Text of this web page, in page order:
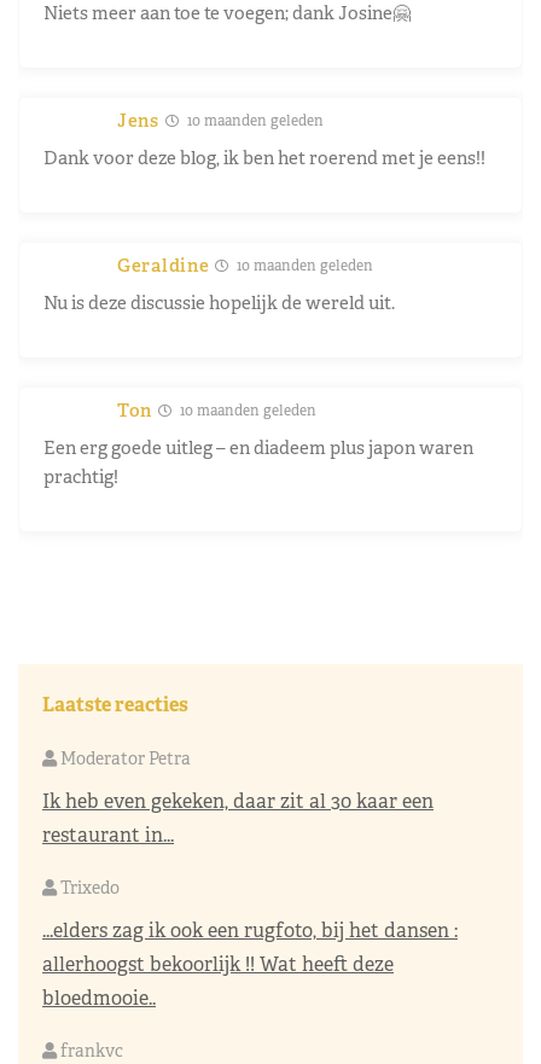
Niets meer aan toe te voegen; dank Josine🤗
Jens 10 maanden geleden
Dank voor deze blog, ik ben het roerend met je eens!!
Geraldine 10 maanden geleden
Nu is deze discussie hopelijk de wereld uit.
Ton 10 maanden geleden
Een erg goede uitleg – en diadeem plus japon waren
prachtig!
Laatste reacties
Moderator Petra
Ik heb even gekeken, daar zit al 30 kaar een
restaurant in...
Trixedo
...elders zag ik ook een rugfoto, bij het dansen :
allerhoogst bekoorlijk !! Wat heeft deze
bloedmooie..
frankvc